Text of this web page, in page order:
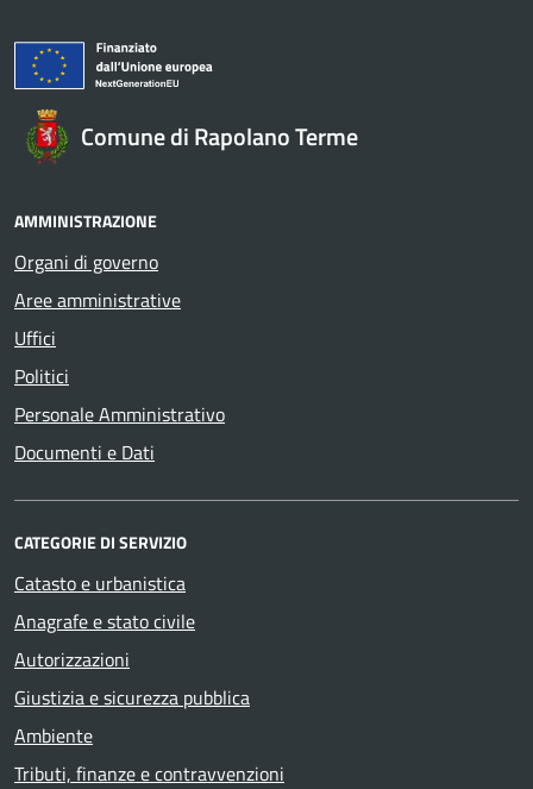
Comune di Rapolano Terme
AMMINISTRAZIONE
Organi di governo
Aree amministrative
Uffici
Politici
Personale Amministrativo
Documenti e Dati
CATEGORIE DI SERVIZIO
Catasto e urbanistica
Anagrafe e stato civile
Autorizzazioni
Giustizia e sicurezza pubblica
Ambiente
Tributi, finanze e contravvenzioni